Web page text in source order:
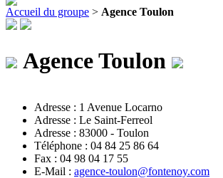
Accueil du groupe > Agence Toulon
Agence Toulon
Adresse : 1 Avenue Locarno
Adresse : Le Saint-Ferreol
Adresse : 83000 - Toulon
Téléphone : 04 84 25 86 64
Fax : 04 98 04 17 55
E-Mail : agence-toulon@fontenoy.com